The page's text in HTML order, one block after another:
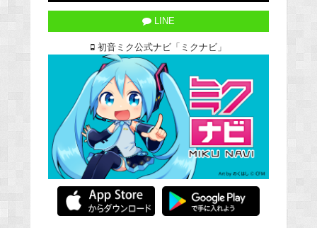
LINE
初音ミク公式ナビ「ミクナビ」